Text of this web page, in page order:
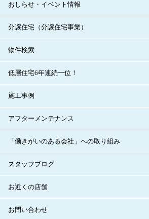
おしらせ・イベント情報
分譲住宅（分譲住宅事業）
物件検索
低層住宅6年連続一位！
施工事例
アフターメンテナンス
「働きがいのある会社」への取り組み
スタッフブログ
お近くの店舗
お問い合わせ